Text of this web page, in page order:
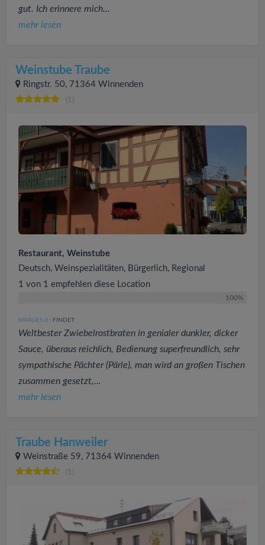
gut. Ich erinnere mich...
mehr lesen
Weinstube Traube
Ringstr. 50, 71364 Winnenden
Restaurant, Weinstube
Deutsch, Weinspezialitäten, Bürgerlich, Regional
1 von 1 empfehlen diese Location
100%
MARLIES (2 ) FINDET:
Weltbester Zwiebelrostbraten in genialer dunkler, dicker
Sauce, überaus reichlich, Bedienung superfreundlich, sehr
sympathische Pächter (Pärle), man wird an großen Tischen
zusammen gesetzt,...
mehr lesen
Traube Hanweiler
Weinstraße 59, 71364 Winnenden
(1)